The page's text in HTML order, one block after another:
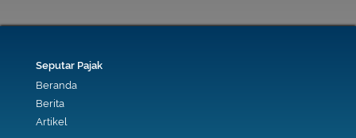
Seputar Pajak
Beranda
Berita
Artikel